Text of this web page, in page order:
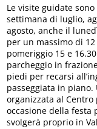
Le visite guidate
settimana di luglio,
agosto, anche il
per un massimo di
pomeriggio 15 e
parcheggio in
piedi per recarsi
passeggiata in
organizzata al Centro
occasione della festa
svolgerà proprio in